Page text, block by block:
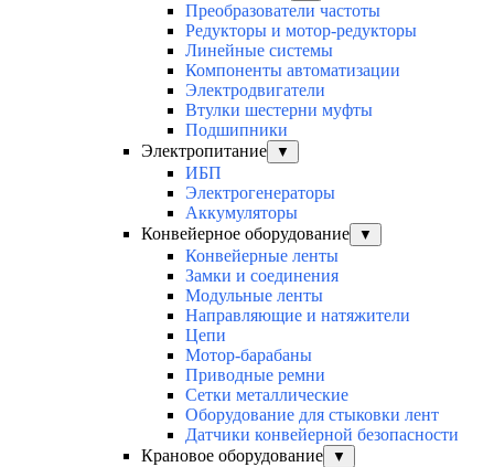
Преобразователи частоты
Редукторы и мотор-редукторы
Линейные системы
Компоненты автоматизации
Электродвигатели
Втулки шестерни муфты
Подшипники
Электропитание
▼
ИБП
Электрогенераторы
Аккумуляторы
Конвейерное оборудование
▼
Конвейерные ленты
Замки и соединения
Модульные ленты
Направляющие и натяжители
Цепи
Мотор-барабаны
Приводные ремни
Сетки металлические
Оборудование для стыковки лент
Датчики конвейерной безопасности
Крановое оборудование
▼